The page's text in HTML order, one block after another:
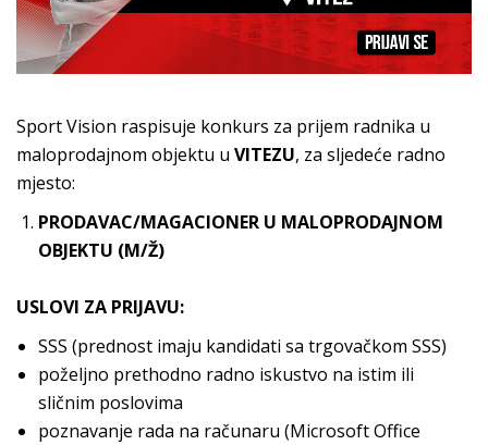
Sport Vision raspisuje konkurs za prijem radnika u
maloprodajnom objektu u VITEZU, za sljedeće radno
mjesto:
PRODAVAC/MAGACIONER U MALOPRODAJNOM
OBJEKTU (M/Ž)
USLOVI ZA PRIJAVU:
SSS (prednost imaju kandidati sa trgovačkom SSS)
poželjno prethodno radno iskustvo na istim ili
sličnim poslovima
poznavanje rada na računaru (Microsoft Office